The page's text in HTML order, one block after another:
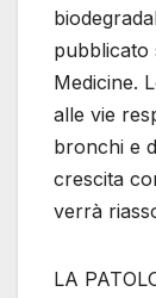
pubblicato
Medicine.
alle vie
bronchi e
crescita
verrà
LA